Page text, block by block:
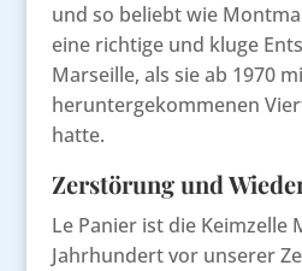
und so beliebt wie
eine richtige und kluge
Marseille, als sie ab 1970
heruntergekommenen
hatte.
Zerstörung und
Le Panier ist die Keimzelle
Jahrhundert vor unserer